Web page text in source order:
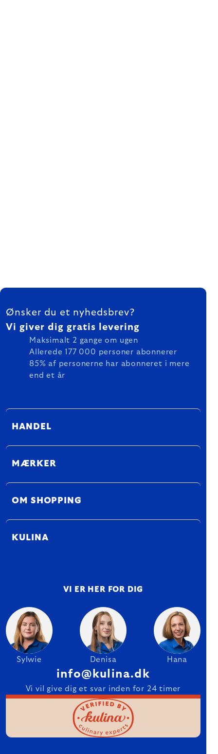
FOOTER
Ønsker du et nyhedsbrev?
Vi giver dig gratis levering
Maksimalt 2 gange om ugen
Allerede 177 000 personer abonnerer
85% af personerne har abonneret i mere
end et år
HANDEL
MÆRKER
OM SHOPPING
KULINA
VI ER HER FOR DIG
Sylwie Denisa Hana
info@kulina.dk
Vi vil give dig et svar inden for 24 timer